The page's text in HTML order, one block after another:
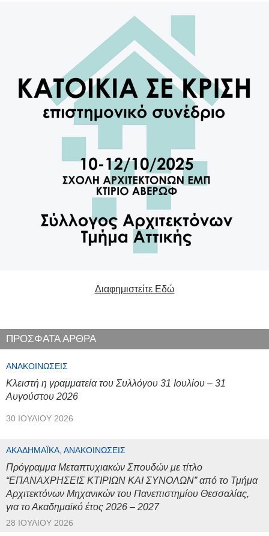
Διαφημιστείτε Εδώ
ΠΡΟΣΦΑΤΑ ΑΡΘΡΑ
ΑΝΑΚΟΙΝΏΣΕΙΣ
Κλειστή η γραμματεία του Συλλόγου 31 Ιουλίου – 31
Αυγούστου 2026
30 ΙΟΥΛΊΟΥ 2026
ΑΚΑΔΗΜΑΪΚΆ, ΑΝΑΚΟΙΝΏΣΕΙΣ
Πρόγραμμα Μεταπτυχιακών Σπουδών με τίτλο
“ΕΠΑΝΑΧΡΗΣΕΙΣ ΚΤΙΡΙΩΝ ΚΑΙ ΣΥΝΟΛΩΝ” από το Τμήμα
Αρχιτεκτόνων Μηχανικών του Πανεπιστημίου Θεσσαλίας,
για το Ακαδημαϊκό έτος 2026 – 2027
28 ΙΟΥΛΊΟΥ 2026